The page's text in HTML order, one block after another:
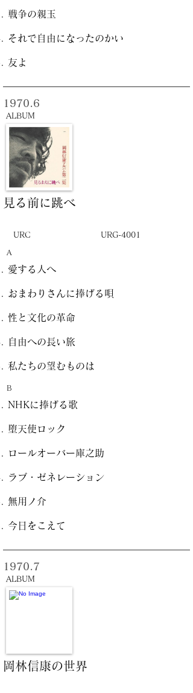
戦争の親玉
それで自由になったのかい
友よ
見る前に跳べ
1970.6
ALBUM
URC URG-4001
A
愛する人へ
おまわりさんに捧げる唄
性と文化の革命
自由への長い旅
私たちの望むものは
B
NHKに捧げる歌
堕天使ロック
ロールオーバー庫之助
ラブ・ゼネレーション
無用ノ介
今日をこえて
岡林信康の世界
1970.7
ALBUM